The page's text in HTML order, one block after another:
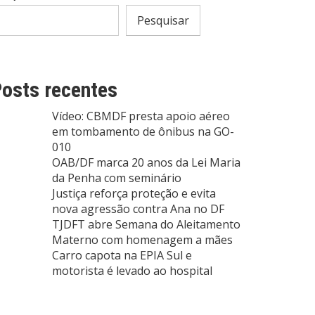
Pesquisar
recentes
Vídeo: CBMDF presta apoio aéreo
em tombamento de ônibus na GO-
010
OAB/DF marca 20 anos da Lei Maria
da Penha com seminário
Justiça reforça proteção e evita
nova agressão contra Ana no DF
TJDFT abre Semana do Aleitamento
Materno com homenagem a mães
Carro capota na EPIA Sul e
motorista é levado ao hospital